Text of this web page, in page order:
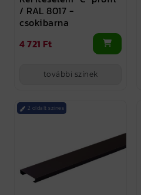
/ RAL 8017 -
csokibarna
4 721 Ft
további színek
2 oldalt színes